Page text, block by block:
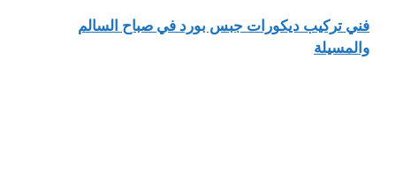
فني تركيب ديكورات جبس بورد في صباح السالم
والمسيلة